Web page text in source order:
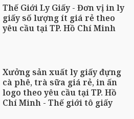
Thế Giới Ly Giấy - Đơn vị in ly
giấy số lượng ít giá rẻ theo
yêu cầu tại TP. Hồ Chí Minh
Xưởng sản xuất ly giấy đựng
cà phê, trà sữa giá rẻ, in ấn
logo theo yêu cầu tại TP. Hồ
Chí Minh - Thế giới tô giấy